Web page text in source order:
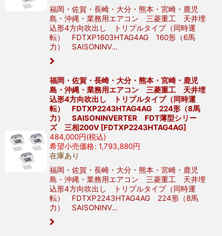
福岡・佐賀・長崎・大分・熊本・宮崎・鹿児
島・沖縄・業務用エアコン 三菱重工 天井埋
込形4方向吹出し トリプルタイプ（同時運
転） FDTXP1603HTAG4AG 160形（6馬
力） SAISONINV…
福岡・佐賀・長崎・大分・熊本・宮崎・鹿児
島・沖縄・業務用エアコン 三菱重工 天井埋
込形4方向吹出し トリプルタイプ（同時運
転） FDTXP2243HTAG4AG 224形（8馬
力） SAISONINVERTER FDT薄型シリー
ズ 三相200V [FDTXP2243HTAG4AG]
484,000円(税込)
希望小売価格: 1,793,880円
在庫あり
福岡・佐賀・長崎・大分・熊本・宮崎・鹿児
島・沖縄・業務用エアコン 三菱重工 天井埋
込形4方向吹出し トリプルタイプ（同時運
転） FDTXP2243HTAG4AG 224形（8馬
力） SAISONINV…